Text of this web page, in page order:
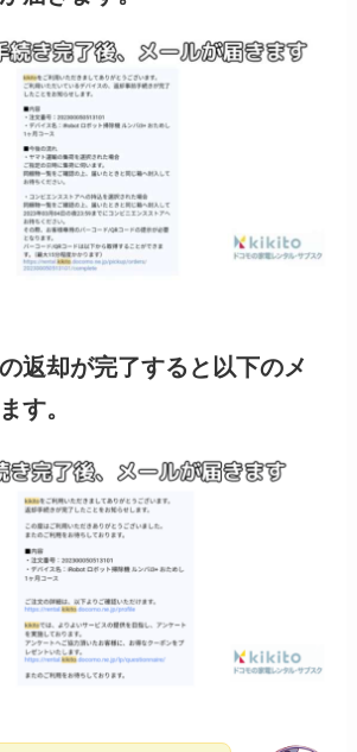
返却が完了すると以下のメ
す。